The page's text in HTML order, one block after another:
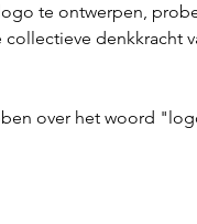
te ontwerpen,
collectieve denkkracht
over het woord